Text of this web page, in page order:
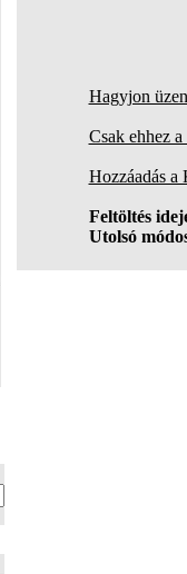
Hagyjon
Csak ehhez
Hozzáadás
Feltöltés
Utolsó